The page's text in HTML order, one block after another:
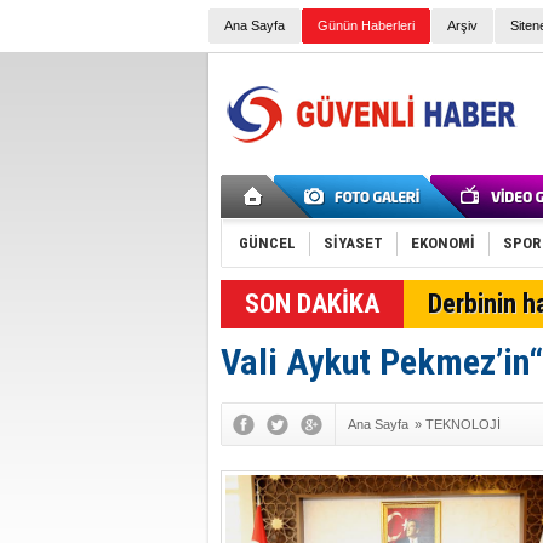
Ana Sayfa Günün Haberleri Arşiv
GÜNCEL SİYASET EKONOMİ SPOR
SON DAKİKA Derbinin
Vali Aykut
Ana Sayfa » TEKNOLOJİ